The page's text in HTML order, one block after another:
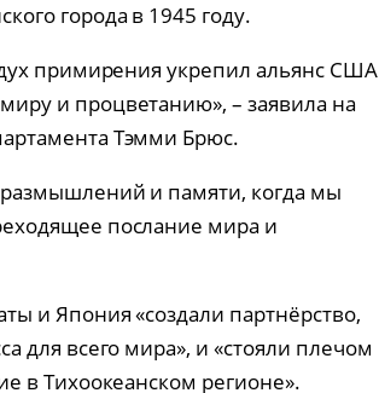
города в 1945 году.
примирения укрепил альянс США
и процветанию», – заявила на
Тэмми Брюс.
и памяти, когда мы
послание мира и
и Япония «создали партнёрство,
для всего мира», и «стояли плечом
в Тихоокеанском регионе».